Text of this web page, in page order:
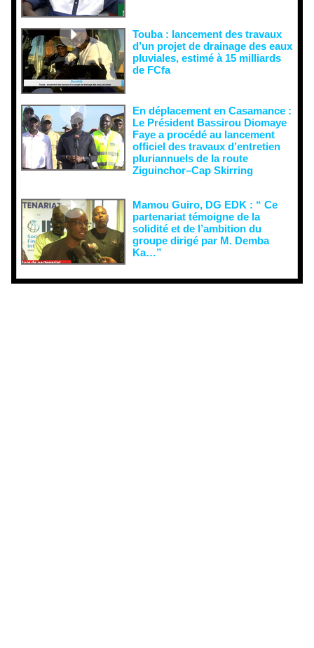
Touba : lancement des travaux
d’un projet de drainage des eaux
pluviales, estimé à 15 milliards
de FCfa ‎
En déplacement en Casamance :
Le Président Bassirou Diomaye
Faye a procédé au lancement
officiel des travaux d’entretien
pluriannuels de la route
Ziguinchor–Cap Skirring
Mamou Guiro, DG EDK : “ Ce
partenariat témoigne de la
solidité et de l’ambition du
groupe dirigé par M. Demba
Ka…”